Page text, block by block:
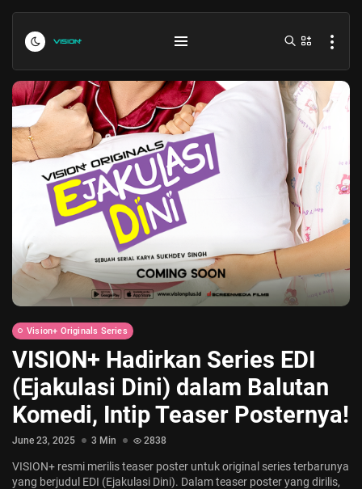
Indonesia vs Kamboja Hari Ini...
July 27, 2026 4 Min
Formula 1 Hungarian Grand Prix...
July 23, 2026
Jadwal ASEAN Hyundai Cup 2026...
3 Min
Vision+ Originals Series
VISION+ Hadirkan Series EDI
(Ejakulasi Dini) dalam Balutan
Komedi, Intip Teaser Posternya!
June 23, 2025 3 Min 2838
VISION+ resmi merilis teaser poster untuk original series terbarunya
yang berjudul EDI (Ejakulasi Dini). Dalam teaser poster yang dirilis,